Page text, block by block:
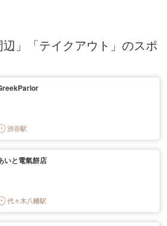
辺」「テイクアウト」のスポ
渋谷駅
いと電氣餅店
代々木八幡駅